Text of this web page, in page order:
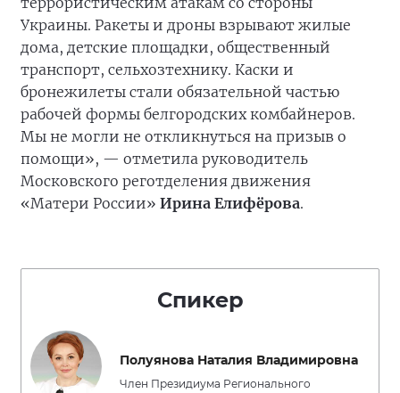
Украины. Ракеты и дроны взрывают жилые
дома, детские площадки, общественный
транспорт, сельхозтехнику. Каски и
бронежилеты стали обязательной частью
рабочей формы белгородских комбайнеров.
Мы не могли не откликнуться на призыв о
помощи», — отметила руководитель
Московского реготделения движения
«Матери России» Ирина Елифёрова.
Спикер
Полуянова Наталия Владимировна
Член Президиума Регионального